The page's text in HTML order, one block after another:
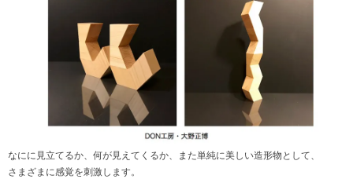
なにに見立てるか、何が見えてくるか、また単純に美しい造形物として、
さまざまに感覚を刺激します。